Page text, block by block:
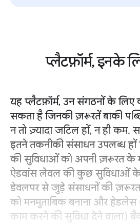
प्लैटफ़ॉर्म, इनके
यह प्लैटफ़ॉर्म, उन संगठनों के लिए
सकता है जिनकी ज़रूरतें बाकी
न तो ज़्यादा जटिल हों, न ही कम.
इतने तकनीकी संसाधन उपलब्ध हों
की सुविधाओं को अपनी ज़रूरत के
ऐडवांस लेवल की कुछ सुविधाओं
डेवलपर से जुड़े संसाधनों की ज़रूरत
को मनमुताबिक बनाना और
काम करने की सुविधा देने वाला)